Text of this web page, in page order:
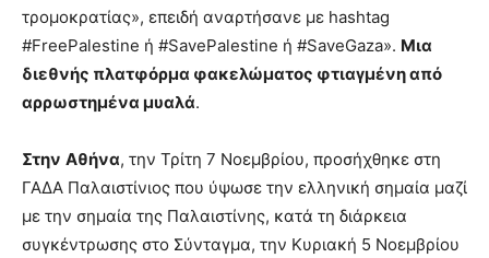
τρομοκρατίας», επειδή αναρτήσανε με hashtag
#FreePalestine ή #SavePalestine ή #SaveGaza». Μια
διεθνής πλατφόρμα φακελώματος φτιαγμένη από
αρρωστημένα μυαλά.
Στην Αθήνα, την Τρίτη 7 Νοεμβρίου, προσήχθηκε στη
ΓΑΔΑ Παλαιστίνιος που ύψωσε την ελληνική σημαία μαζί
με την σημαία της Παλαιστίνης, κατά τη διάρκεια
συγκέντρωσης στο Σύνταγμα, την Κυριακή 5 Νοεμβρίου